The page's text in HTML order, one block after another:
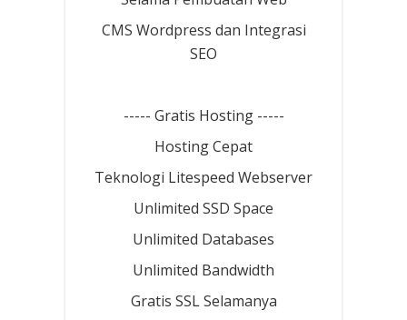
CMS Wordpress dan Integrasi
SEO
----- Gratis Hosting -----
Hosting Cepat
Teknologi Litespeed Webserver
Unlimited SSD Space
Unlimited Databases
Unlimited Bandwidth
Gratis SSL Selamanya